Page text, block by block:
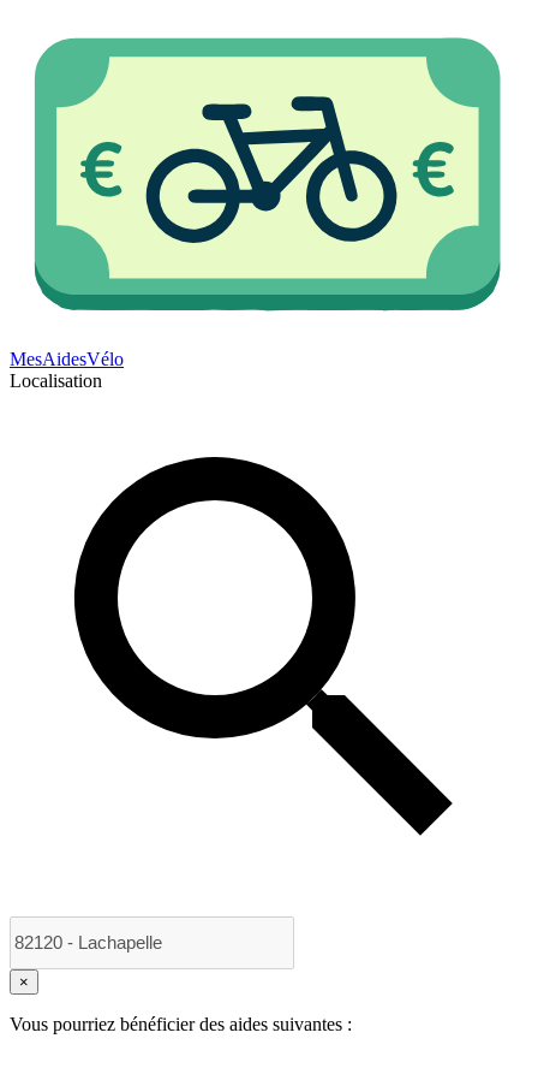
MesAidesVélo
Localisation
×
Vous pourriez bénéficier des aides suivantes :